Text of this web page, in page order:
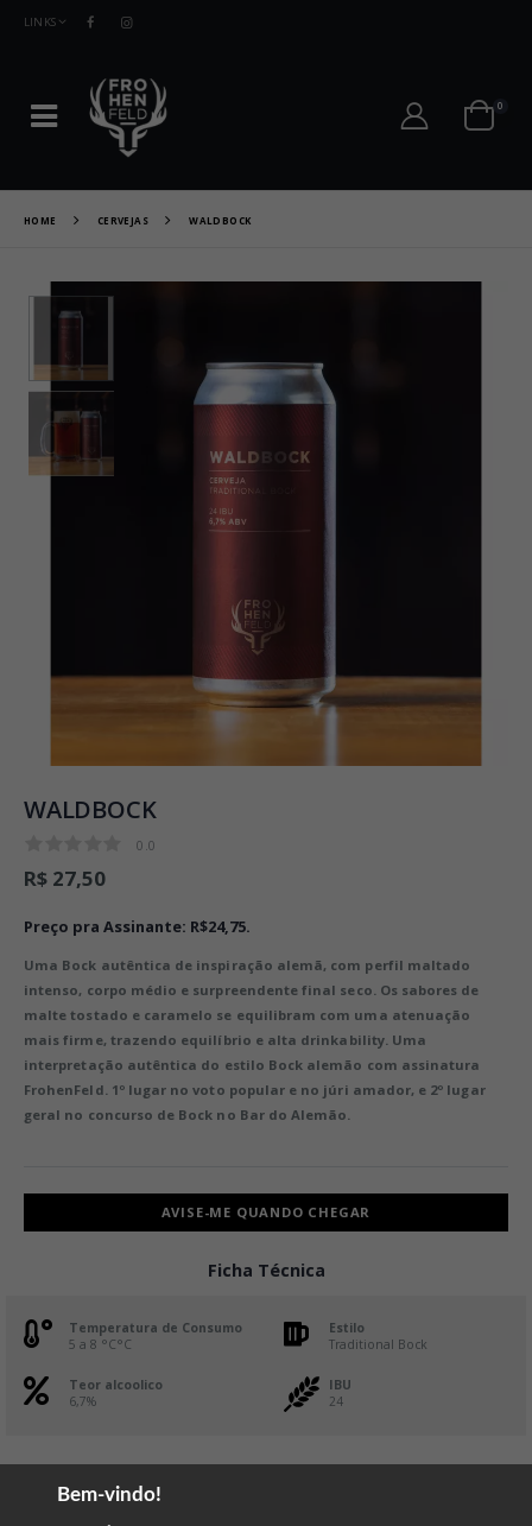
LINKS
0
HOME CERVEJAS WALDBOCK
WALDBOCK
0.0
0.0
R$ 27,50
Preço pra Assinante: R$24,75.
Uma Bock autêntica de inspiração alemã, com perfil maltado
intenso, corpo médio e surpreendente final seco. Os sabores de
malte tostado e caramelo se equilibram com uma atenuação
mais firme, trazendo equilíbrio e alta drinkability. Uma
interpretação autêntica do estilo Bock alemão com assinatura
FrohenFeld. 1º lugar no voto popular e no júri amador, e 2º lugar
geral no concurso de Bock no Bar do Alemão.
AVISE-ME QUANDO CHEGAR
Ficha Técnica
Temperatura de Consumo
5 a 8 °C°C
Estilo
Traditional Bock
Teor alcoolico
6,7%
IBU
24
com carne suína, embutidos, aves de caça e queijos intensos, além de
acompanhar divinamente sobremesas à base de chocolate e caramelo.
Bem-vindo!